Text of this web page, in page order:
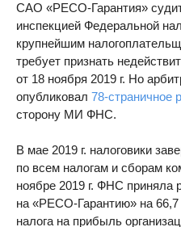
САО «РЕСО-Гарантия»
инспекцией Федеральной
крупнейшим
требует признать
от 18 ноября 2019 г. Но
опубликовал 78-страничное
сторону МИ ФНС.
В мае 2019 г. налоговики
по всем налогам и сборам
ноябре 2019 г. ФНС
на «РЕСО-Гарантию» на
налога на прибыль